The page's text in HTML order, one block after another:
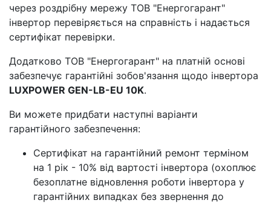
через роздрібну мережу ТОВ "Енергогарант"
інвертор перевіряється на справність і надається
сертифікат перевірки.
Додатково ТОВ "Енергогарант" на платній основі
забезпечує гарантійні зобов'язання щодо інвертора
LUXPOWER GEN-LB-EU 10K.
Ви можете придбати наступні варіанти
гарантійного забезпечення:
Сертифікат на гарантійний ремонт терміном
на 1 рік - 10% від вартості інвертора (охоплює
безоплатне відновлення роботи інвертора у
гарантійних випадках без звернення до